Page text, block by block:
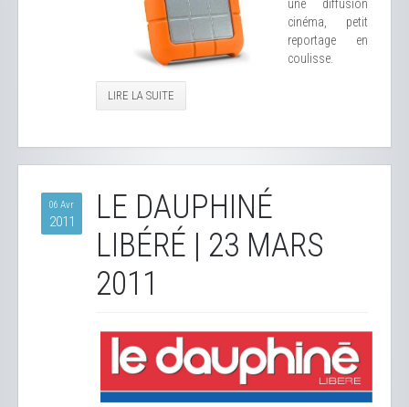
une diffusion
cinéma, petit
reportage en
coulisse.
LIRE LA SUITE
06 Avr
2011
LE DAUPHINÉ
LIBÉRÉ | 23 MARS
2011